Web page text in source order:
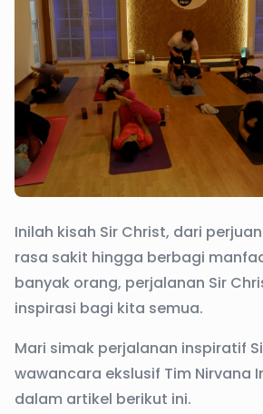
Inilah kisah Sir Christ, dari
rasa sakit hingga berbagi
banyak orang, perjalanan Sir
inspirasi bagi kita semua.
Mari simak perjalanan inspiratif
wawancara ekslusif Tim Nirvana
dalam artikel berikut ini.